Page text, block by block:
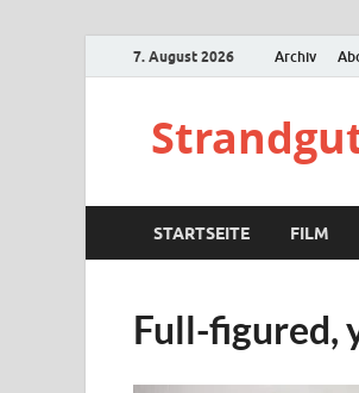
7. August 2026 Archiv
STARTSEITE FILM
Full-figured,